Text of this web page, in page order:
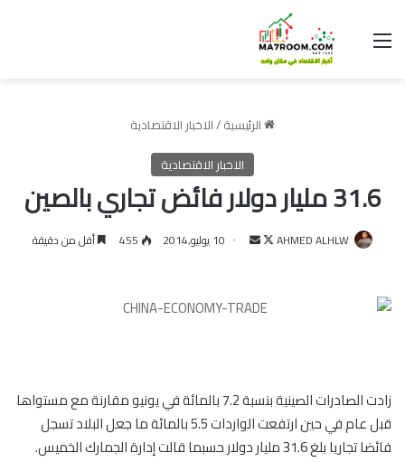
القائمة
الرئيسية/الاخبار الاقتصادية
الاخبار الاقتصادية
31.6 مليار دولار فائض تجاري بالصين
AHMED ALHLW
تابعأرسل 10 يوليو,2014 455 أقل من دقيقة
زادت الصادرات الصينية بنسبة 7.2 بالمائة في يونيو مقارنة مع مستواها
قبل عام في حين ارتفعت الواردات 5.5 بالمائة ما جعل البلاد تسجل
فائضا تجاريا بلغ 31.6 مليار دولار حسبما قالت إدارة الجمارك الخميس.